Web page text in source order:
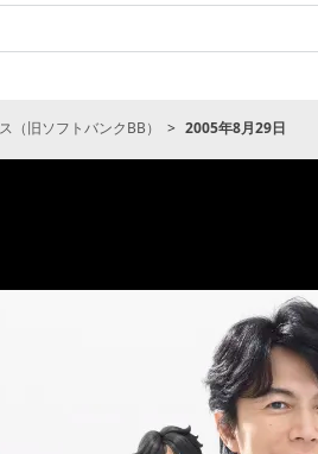
（旧ソフトバンクBB） 2005年8月29日